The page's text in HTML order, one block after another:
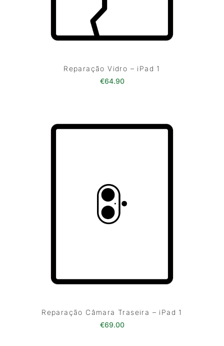
Reparação Vidro – iPad 1
€64.90
Reparação Câmara Traseira – iPad 1
€69.00